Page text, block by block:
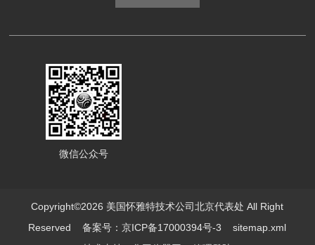
微信公众号
Copyright©2026 美国怀雅特技术公司北京代表处 All Right
Reserved备案号：京ICP备17000394号-3
sitemap.xml